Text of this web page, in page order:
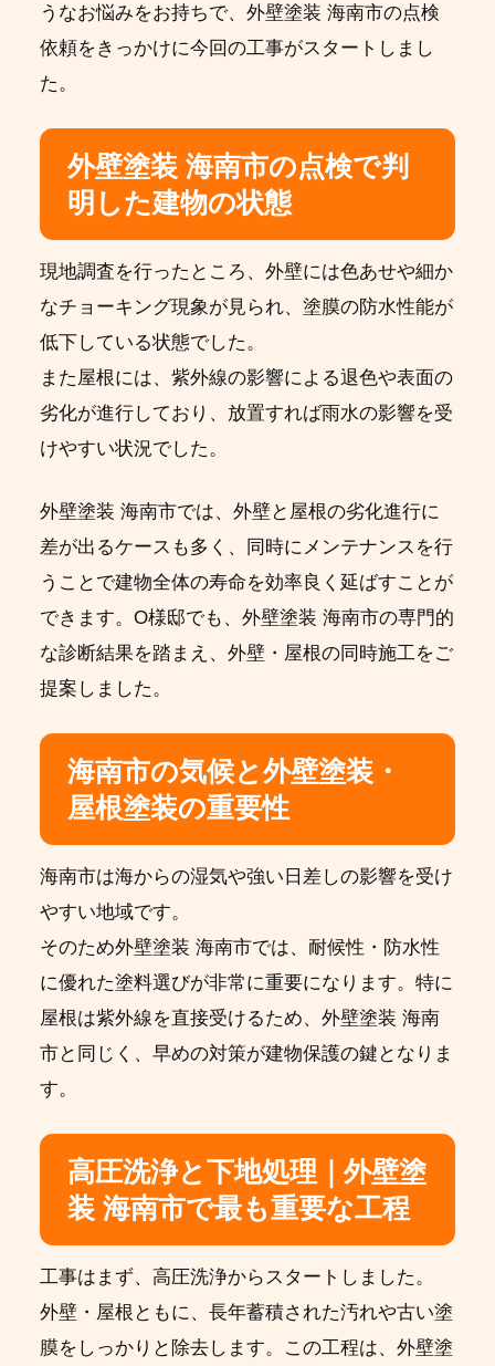
うなお悩みをお持ちで、外壁塗装 海南市の点検
依頼をきっかけに今回の工事がスタートしまし
た。
外壁塗装 海南市の点検で判
明した建物の状態
現地調査を行ったところ、外壁には色あせや細か
なチョーキング現象が見られ、塗膜の防水性能が
低下している状態でした。
また屋根には、紫外線の影響による退色や表面の
劣化が進行しており、放置すれば雨水の影響を受
けやすい状況でした。
外壁塗装 海南市では、外壁と屋根の劣化進行に
差が出るケースも多く、同時にメンテナンスを行
うことで建物全体の寿命を効率良く延ばすことが
できます。O様邸でも、外壁塗装 海南市の専門的
な診断結果を踏まえ、外壁・屋根の同時施工をご
提案しました。
海南市の気候と外壁塗装・
屋根塗装の重要性
海南市は海からの湿気や強い日差しの影響を受け
やすい地域です。
そのため外壁塗装 海南市では、耐候性・防水性
に優れた塗料選びが非常に重要になります。特に
屋根は紫外線を直接受けるため、外壁塗装 海南
市と同じく、早めの対策が建物保護の鍵となりま
す。
高圧洗浄と下地処理｜外壁塗
装 海南市で最も重要な工程
工事はまず、高圧洗浄からスタートしました。
外壁・屋根ともに、長年蓄積された汚れや古い塗
膜をしっかりと除去します。この工程は、外壁塗